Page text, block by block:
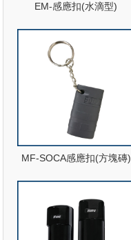
EM-感應扣(水滴型)
MF-SOCA感應扣(方塊磚)